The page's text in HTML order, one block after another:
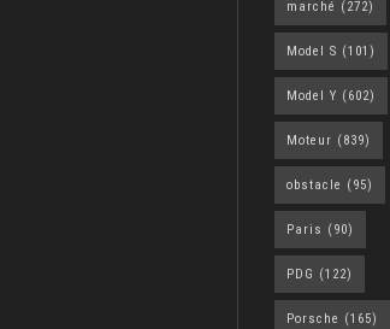
marché (272)
Model S (101)
Model Y (602)
Moteur (839)
obstacle (95)
Paris (90)
PDG (122)
Porsche (165)